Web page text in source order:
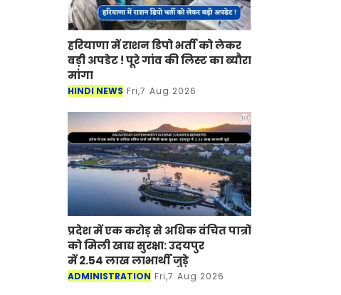
हरियाणा में राशन डिपो भर्ती को लेकर
बड़ी अपडेट ! पूरे गांव की लिस्ट का ब्यौरा
मांगा
HINDI NEWS Fri,7 Aug 2026
प्रदेश में एक करोड़ से अधिक वंचित पात्रों
को मिली खाद्य सुरक्षा: उदयपुर
में 2.54 लाख लाभार्थी जुड़े
ADMINISTRATION Fri,7 Aug 2026